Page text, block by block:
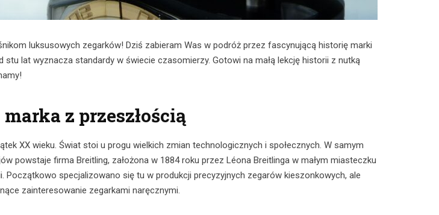
luksusowych zegarków! Dziś zabieram Was w podróż przez fascynującą historię marki
stu lat wyznacza standardy w świecie czasomierzy. Gotowi na małą lekcję historii z nutką
z przeszłością
XX wieku. Świat stoi u progu wielkich zmian technologicznych i społecznych. W samym
powstaje firma Breitling, założona w 1884 roku przez Léona Breitlinga w małym miasteczku
Początkowo specjalizowano się tu w produkcji precyzyjnych zegarów kieszonkowych, ale
zainteresowanie zegarkami naręcznymi.